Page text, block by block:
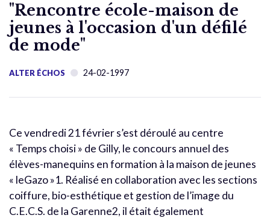
"Rencontre école-maison de
jeunes à l'occasion d'un défilé
de mode"
ALTER ÉCHOS 24-02-1997
Ce vendredi 21 février s’est déroulé au centre
« Temps choisi » de Gilly, le concours annuel des
élèves-manequins en formation à la maison de jeunes
« leGazo »1. Réalisé en collaboration avec les sections
coiffure, bio-esthétique et gestion de l’image du
C.E.C.S. de la Garenne2, il était également